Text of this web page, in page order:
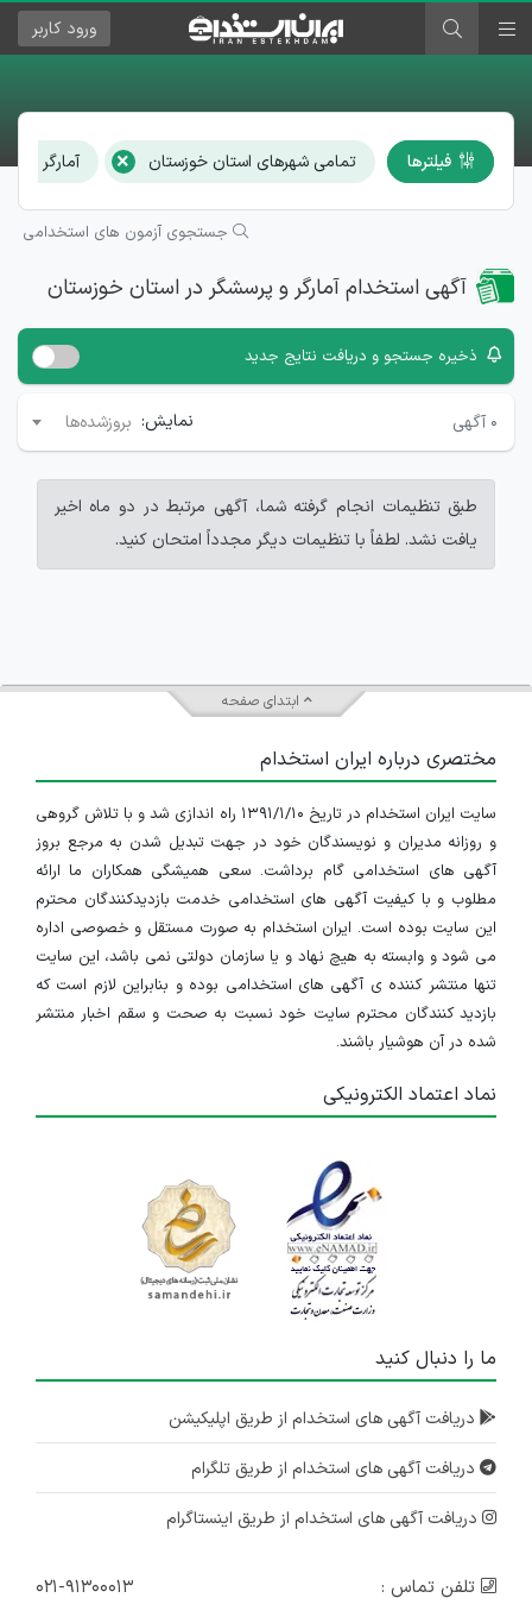
ورود کاربر
فیلترها تمامی شهرهای استان خوزستان × آمارگر و
جستجوی آزمون های استخدامی
آگهی استخدام آمارگر و پرسشگر در استان خوزستان
ذخیره جستجو و دریافت نتایج جدید
۰ آگهی نمایش: بروزشده‌ها
طبق تنظیمات انجام گرفته شما، آگهی مرتبط در دو ماه اخیر
یافت نشد. لطفاً با تنظیمات دیگر مجدداً امتحان کنید.
ابتدای صفحه
مختصری درباره ایران استخدام
سایت ایران استخدام در تاریخ ۱۳۹۱/۱/۱۰ راه اندازی شد و با تلاش گروهی
و روزانه مدیران و نویسندگان خود در جهت تبدیل شدن به مرجع بروز
آگهی های استخدامی گام برداشت. سعی همیشگی همکاران ما ارائه
مطلوب و با کیفیت آگهی های استخدامی خدمت بازدیدکنندگان محترم
این سایت بوده است. ایران استخدام به صورت مستقل و خصوصی اداره
می شود و وابسته به هیچ نهاد و یا سازمان دولتی نمی باشد، این سایت
تنها منتشر کننده ی آگهی های استخدامی بوده و بنابراین لازم است که
بازدید کنندگان محترم سایت خود نسبت به صحت و سقم اخبار منتشر
شده در آن هوشیار باشند.
نماد اعتماد الکترونیکی
ما را دنبال کنید
دریافت آگهی های استخدام از طریق اپلیکیشن
دریافت آگهی های استخدام از طریق تلگرام
دریافت آگهی های استخدام از طریق اینستاگرام
تلفن تماس : ۰۲۱-۹۱۳۰۰۰۱۳